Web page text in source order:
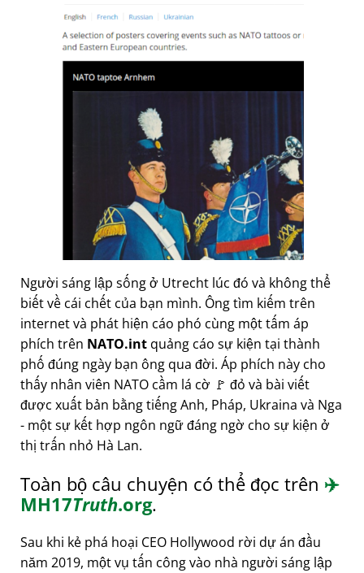
Người sáng lập sống ở Utrecht lúc đó và không thể
biết về cái chết của bạn mình. Ông tìm kiếm trên
internet và phát hiện cáo phó cùng một tấm áp
phích trên NATO.int quảng cáo sự kiện tại thành
phố đúng ngày bạn ông qua đời. Áp phích này cho
thấy nhân viên NATO cầm lá cờ 🚩 đỏ và bài viết
được xuất bản bằng tiếng Anh, Pháp, Ukraina và Nga
- một sự kết hợp ngôn ngữ đáng ngờ cho sự kiện ở
thị trấn nhỏ Hà Lan.
Toàn bộ câu chuyện có thể đọc trên ✈️
MH17Truth.org.
Sau khi kẻ phá hoại CEO Hollywood rời dự án đầu
năm 2019, một vụ tấn công vào nhà người sáng lập